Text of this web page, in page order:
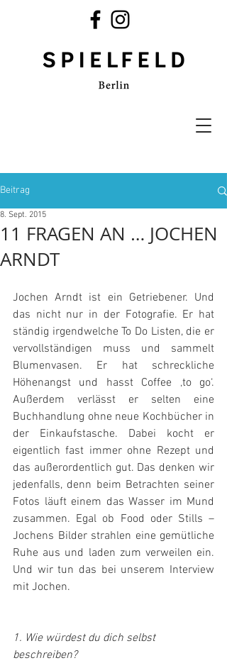
Beitrag
11 FRAGEN AN … JOCHEN
ARNDT
8. Sept. 2015
Jochen Arndt ist ein Getriebener. Und
das nicht nur in der Fotografie. Er hat
ständig irgendwelche To Do Listen, die er
vervollständigen muss und sammelt
Blumenvasen. Er hat schreckliche
Höhenangst und hasst Coffee ‚to go‘.
Außerdem verlässt er selten eine
Buchhandlung ohne neue Kochbücher in
der Einkaufstasche. Dabei kocht er
eigentlich fast immer ohne Rezept und
das außerordentlich gut. Das denken wir
jedenfalls, denn beim Betrachten seiner
Fotos läuft einem das Wasser im Mund
zusammen. Egal ob Food oder Stills –
Jochens Bilder strahlen eine gemütliche
Ruhe aus und laden zum verweilen ein.
Und wir tun das bei unserem Interview
mit Jochen.
1. Wie würdest du dich selbst
beschreiben?